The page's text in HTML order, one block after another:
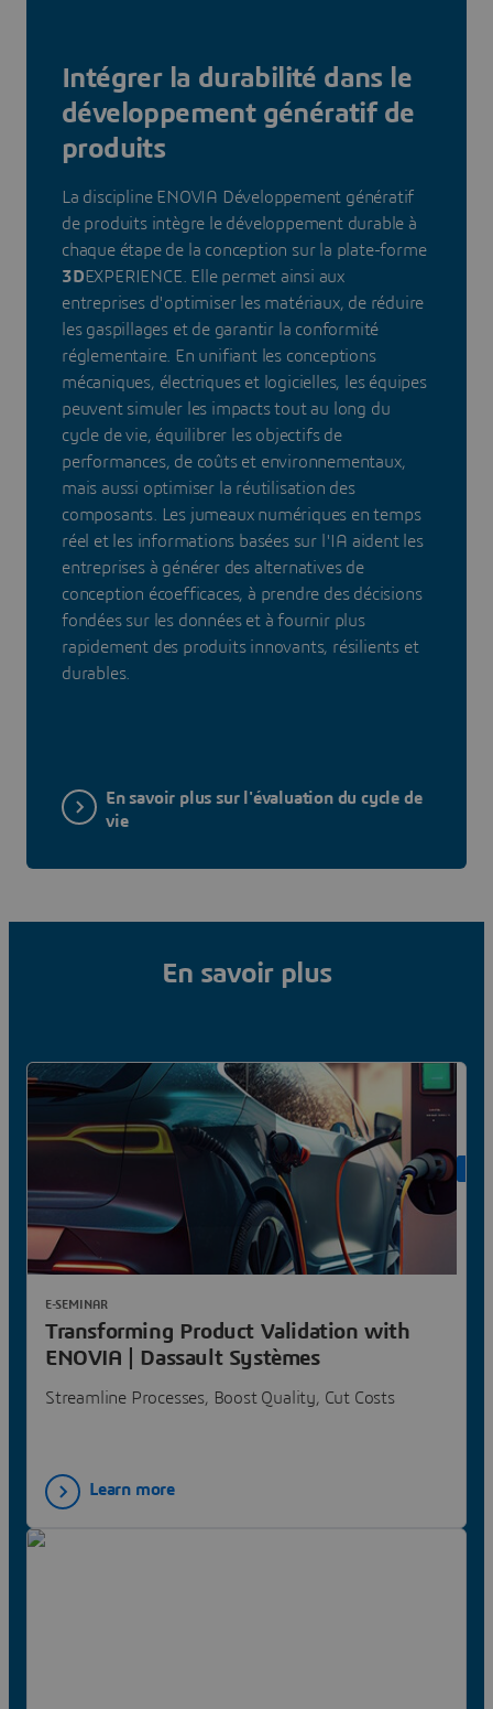
Intégrer la durabilité dans le
développement génératif de
produits
La discipline ENOVIA Développement génératif
de produits intègre le développement durable à
chaque étape de la conception sur la plate-forme
3DEXPERIENCE. Elle permet ainsi aux
entreprises d'optimiser les matériaux, de réduire
les gaspillages et de garantir la conformité
réglementaire. En unifiant les conceptions
mécaniques, électriques et logicielles, les équipes
peuvent simuler les impacts tout au long du
cycle de vie, équilibrer les objectifs de
performances, de coûts et environnementaux,
mais aussi optimiser la réutilisation des
composants. Les jumeaux numériques en temps
réel et les informations basées sur l'IA aident les
entreprises à générer des alternatives de
conception écoefficaces, à prendre des décisions
fondées sur les données et à fournir plus
rapidement des produits innovants, résilients et
durables.
En savoir plus sur l'évaluation du cycle de
vie
En savoir plus
Transforming Product Validation with
ENOVIA | Dassault Systèmes
Streamline Processes, Boost Quality, Cut Costs
E-SEMINAR
Learn more